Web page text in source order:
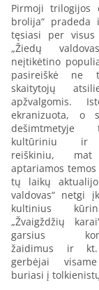
Pirmoji trilogijos
brolija“ pradeda
tęsiasi per
„Žiedų
neįtikėtino
pasireiškė ne
skaitytojų
apžvalgomis.
ekranizuota, o
dešimtmetyje
kultūriniu ir
reiškiniu, mat
aptariamos temos
tų laikų
valdovas“ netgi
kultinius
„Žvaigždžių
garsius
žaidimus ir kt.
gerbėjai
buriasi į